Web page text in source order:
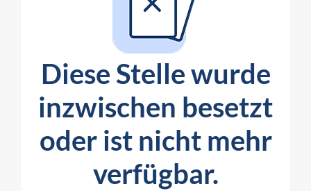
Diese Stelle wurde
inzwischen besetzt
oder ist nicht mehr
verfügbar.